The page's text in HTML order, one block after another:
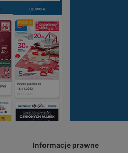
Informacje prawne